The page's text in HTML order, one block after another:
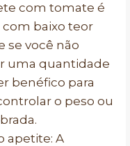
com tomate é
baixo teor
se você não
uma quantidade
benéfico para
o peso ou
apetite: A